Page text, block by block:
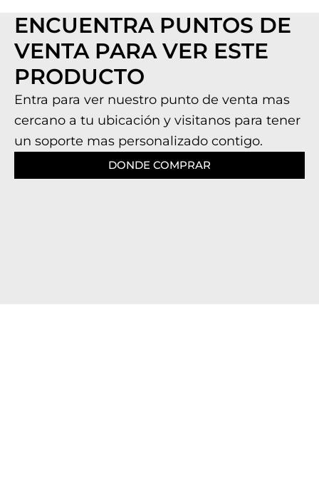
ENCUENTRA PUNTOS DE
VENTA PARA VER ESTE
PRODUCTO
Entra para ver nuestro punto de venta mas
cercano a tu ubicación y visitanos para tener
un soporte mas personalizado contigo.
DONDE COMPRAR